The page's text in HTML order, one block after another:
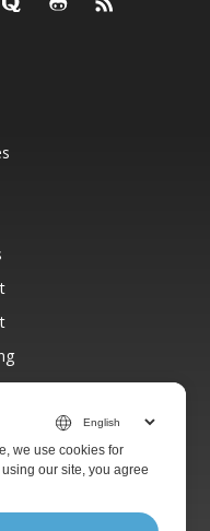
we use cookies for
our site, you agree